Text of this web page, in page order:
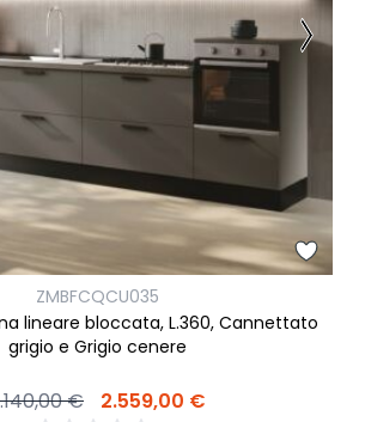
ZMBFCQCU035
lineare bloccata, L.360, Cannettato
grigio e Grigio cenere
€ 2.559,00 €